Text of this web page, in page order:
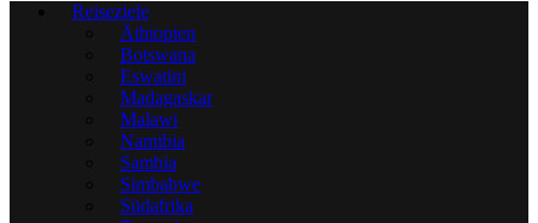
Reiseziele
Äthiopien
Botswana
Eswatini
Madagaskar
Malawi
Namibia
Sambia
Simbabwe
Südafrika